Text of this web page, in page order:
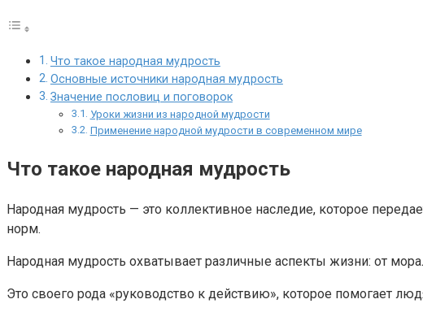
Что такое народная мудрость
Основные источники народная мудрость
Значение пословиц и поговорок
Уроки жизни из народной мудрости
Применение народной мудрости в современном мире
Что такое народная мудрость
Народная мудрость — это коллективное наследие, которое
норм.
Народная мудрость охватывает различные аспекты жизни: от
Это своего рода «руководство к действию», которое помогает